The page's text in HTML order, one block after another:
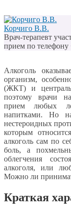
Корчиго В.В.
Врач-терапевт
прием по телефону
Алкоголь
организм,
(ЖКТ) и
поэтому врачи
прием любых
напитками. Но
нестероидных
которым
алкоголь сам по
боль, а
облегчения
алкоголя, или
Можно ли
Краткая